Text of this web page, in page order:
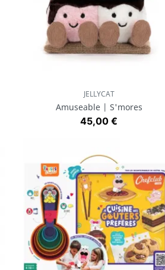
Aperçu rapide
JELLYCAT
Amuseable | S'mores
Prix
45,00 €